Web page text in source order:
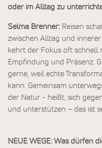
oder im Alltag zu
Selma Brenner: Reisen
zwischen Alltag und
kehrt der Fokus oft schnell
Empfindung und Präsenz.
gerne, weil echte
kann. Gemeinsam
der Natur - heißt, sich
und unterstützen – das ist
NEUE WEGE: Was dürfen